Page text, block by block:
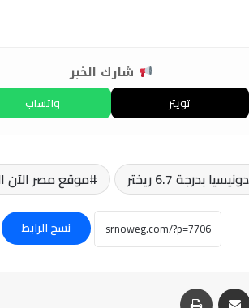
شارك الخبر
تويتر واتساب
بدرجة 6.7 ريختر موقع مصر الآن
نسخ الرابط
ماسنجر مشاركة عبر البريد